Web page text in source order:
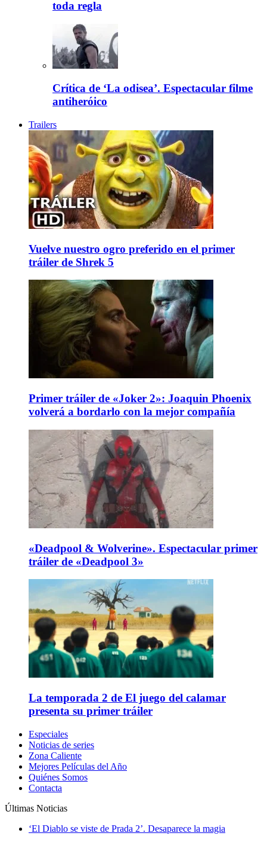
toda regla
Crítica de ‘La odisea’. Espectacular filme
antiheróico
Trailers
Vuelve nuestro ogro preferido en el primer
tráiler de Shrek 5
Primer tráiler de «Joker 2»: Joaquin Phoenix
volverá a bordarlo con la mejor compañía
«Deadpool & Wolverine». Espectacular primer
tráiler de «Deadpool 3»
La temporada 2 de El juego del calamar
presenta su primer tráiler
Especiales
Noticias de series
Zona Caliente
Mejores Películas del Año
Quiénes Somos
Contacta
Últimas Noticias
‘El Diablo se viste de Prada 2’. Desaparece la magia